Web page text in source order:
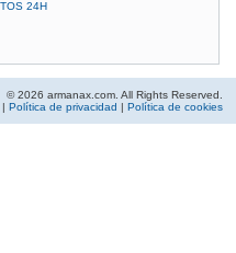
24H
© 2026 armanax.com. All Rights Reserved.
| Política de privacidad | Política de cookies